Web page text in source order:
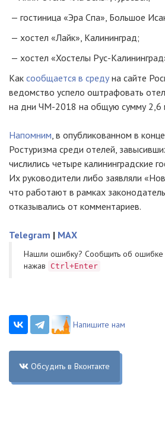
— гостиница «Эра Спа», Большое
— хостел «Лайк», Калининград;
— хостел «Хостелы Рус-Калининград
Как сообщается в средуна сайте
ведомство успело оштрафовать
на дни ЧМ-2018 на общую сумму 2,6
Напомним, в опубликованном в
Ростуризма среди отелей,
числились четыре калининградские
Их руководители либо заявляли
что работают в рамках
отказывались от комментариев.
Telegram | MAX
Нашли ошибку? Cообщить об
нажав
Ctrl+Enter
Напишите нам
Обсудить в Вконтакте